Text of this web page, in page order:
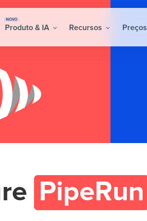
NOVO
Produto & IA Recursos Preços
PipeRun